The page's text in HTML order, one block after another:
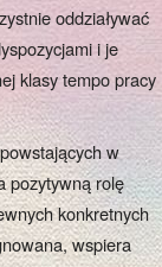
oddziaływać
i je
klasy tempo pracy
w
pozytywną rolę
konkretnych
wspiera